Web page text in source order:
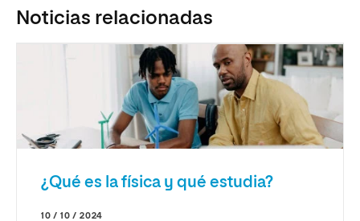
Noticias relacionadas
¿Qué es la física y qué estudia?
10 / 10 / 2024